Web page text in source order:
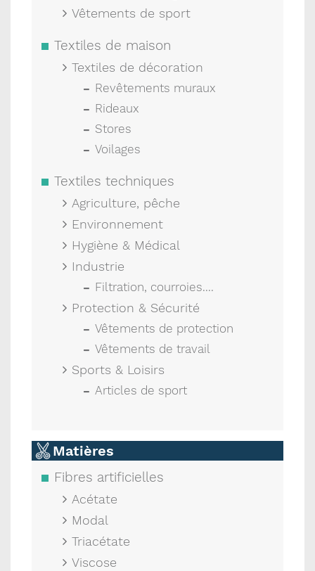
Vêtements de sport
Textiles de maison
Textiles de décoration
Revêtements muraux
Rideaux
Stores
Voilages
Textiles techniques
Agriculture, pêche
Environnement
Hygiène & Médical
Industrie
Filtration, courroies....
Protection & Sécurité
Vêtements de protection
Vêtements de travail
Sports & Loisirs
Articles de sport
Matières
Fibres artificielles
Acétate
Modal
Triacétate
Viscose